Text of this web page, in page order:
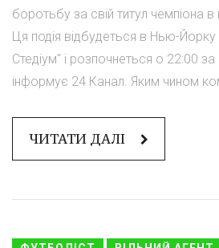
боротьбу за свій титул чемпіона в
Ця подія відбудеться в Нью-
Стедіум" і розпочнеться о 22:00
інформує 24 Канал. Яким чином
ЧИТАТИ ДАЛІ